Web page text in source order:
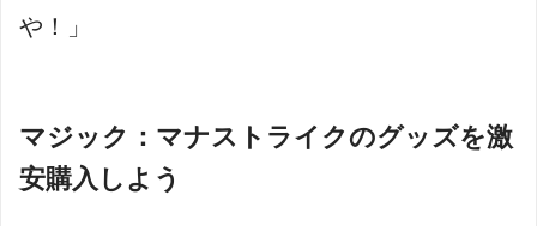
や！」
マジック：マナストライクのグッズを激
安購入しよう